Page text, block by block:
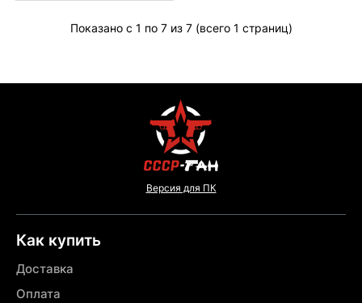
Показано с 1 по 7 из 7 (всего 1 страниц)
Версия для ПК
Как купить
Доставка
Оплата